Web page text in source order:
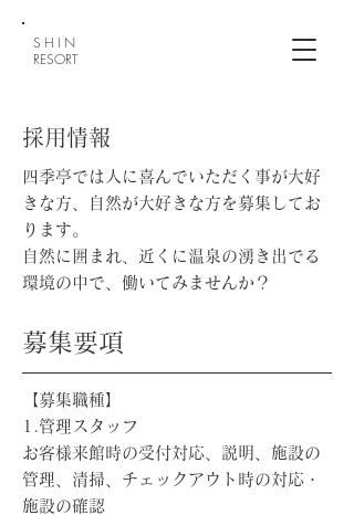
SHIN
RESORT
採用情報
四季亭では人に喜んでいただく事が大好
きな方、自然が大好きな方を募集してお
ります。
自然に囲まれ、近くに温泉の湧き出でる
環境の中で、働いてみませんか？
​募集要項
【募集職種】
1.管理スタッフ
お客様来館時の受付対応、説明、施設の
管理、清掃、チェックアウト時の対応・
施設の確認